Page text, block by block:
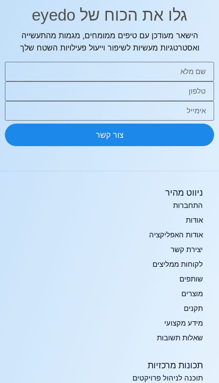
גלו את הכוח של eyedo
הישאר מעודכן עם טיפים ממומחים, מגמות מהתעשייה
ואסטרטגיות מעשיות לשיפור וייעול פעילויות השטח שלך
צור קשר
ניווט מהיר
התחברות
אודות
אודות האפליקציה
יצירת קשר
לקוחות ממליצים
שותפים
מוצרים
תקנים
מידע מקצועי
שאלות תשובות
תכונות מרכזיות​
תוכנה לניהול פרויקטים